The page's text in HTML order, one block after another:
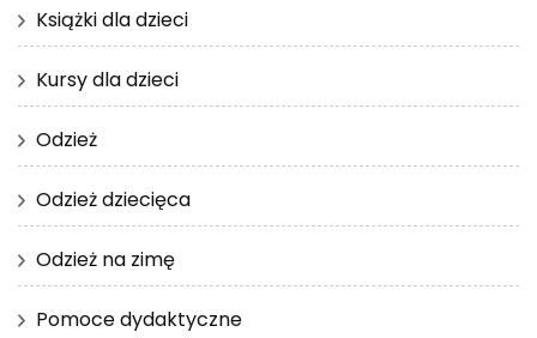
Książki dla dzieci
Kursy dla dzieci
Odzież
Odzież dziecięca
Odzież na zimę
Pomoce dydaktyczne